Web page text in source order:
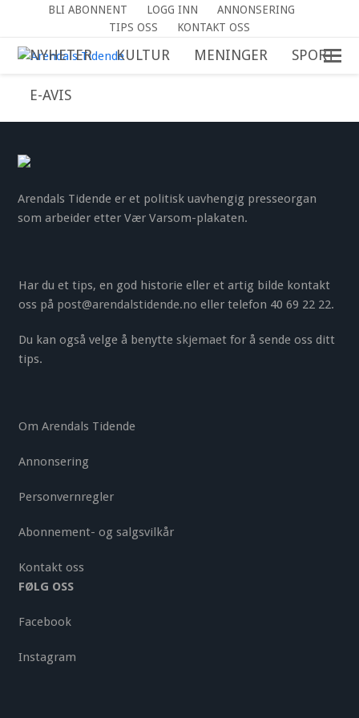
BLI ABONNENT LOGG INN
ANNONSERING
TIPS OSS
KONTAKT OSS
NYHETER KULTUR MENINGER SPORT
E-AVIS
Arendals Tidende er et politisk uavhengig presseorgan
som arbeider etter Vær Varsom-plakaten.
Har du et tips, en god historie eller et artig bilde kontakt
oss på post@arendalstidende.no eller telefon 40 69 22 22.
Du kan også velge å benytte skjemaet for å sende oss ditt
tips.
Om Arendals Tidende
Annonsering
Personvernregler
Abonnement- og salgsvilkår
Kontakt oss
FØLG OSS
Facebook
Instagram